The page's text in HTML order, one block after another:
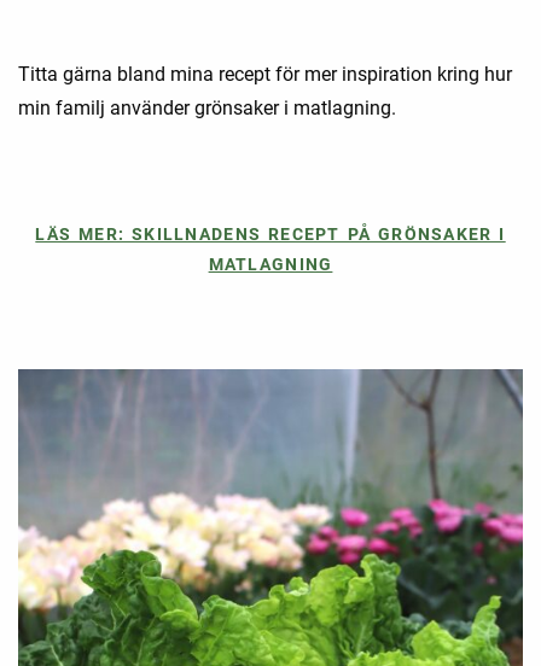
Titta gärna bland mina recept för mer inspiration kring hur
min familj använder grönsaker i matlagning.
LÄS MER: SKILLNADENS RECEPT PÅ GRÖNSAKER I
MATLAGNING